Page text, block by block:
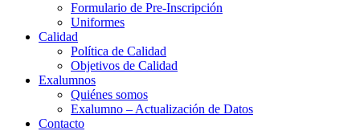
Formulario de Pre-Inscripción
Uniformes
Calidad
Política de Calidad
Objetivos de Calidad
Exalumnos
Quiénes somos
Exalumno – Actualización de Datos
Contacto